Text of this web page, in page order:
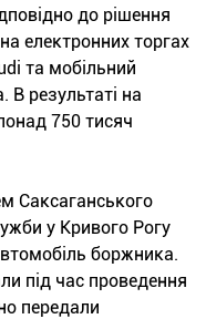
до рішення
електронних торгах
та мобільний
результаті на
750 тисяч
Саксаганського
у Кривого Рогу
боржника.
під час проведення
передали